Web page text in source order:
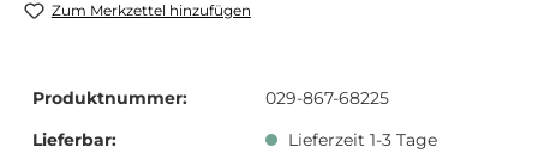
Zum Merkzettel hinzufügen
Produktnummer:
029-867-68225
Lieferbar:
Lieferzeit 1-3 Tage